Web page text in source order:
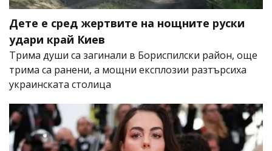
Дете е сред жертвите на нощните руски
удари край Киев
Трима души са загинали в Бориспилски район, още
трима са ранени, а мощни експлозии разтърсиха
украинската столица